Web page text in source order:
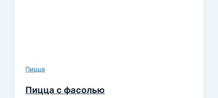
Пицца
Пицца с фасолью